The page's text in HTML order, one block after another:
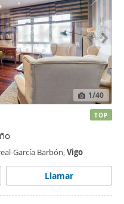
1/40
García Barbón,Vigo
Llamar
TOP